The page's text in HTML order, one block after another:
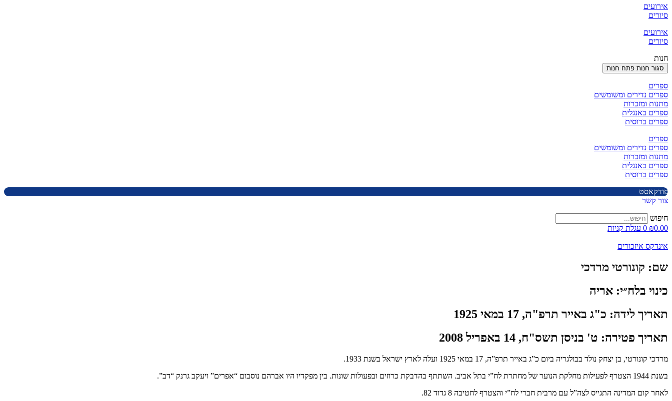
אירועים
סיורים
אירועים
סיורים
חנות
סגור חנות פתח חנות
ספרים
ספרים נדירים ומשומשים
מתנות ומזכרות
ספרים באנגלית
ספרים ברוסית
ספרים
ספרים נדירים ומשומשים
מתנות ומזכרות
ספרים באנגלית
ספרים ברוסית
פודקאסט
צור קשר
חיפוש
₪0.00
0 עגלת קניות
אינדקס איזכורים
שם: קונורטי מרדכי
כינוי בלח״י: אריה
תאריך לידה: כ"ג באייר תרפ"ה, 17 במאי 1925
תאריך פטירה: ט' בניסן תשס"ח, 14 באפריל 2008
מרדכי קונורטי, בן יצחק נולד בבולגריה ביום כ”ג באייר תרפ”ה, 17 במאי 1925 ועלה לארץ ישראל בשנת 1933.
בשנת 1944 הצטרף לפעילות מחלקת הנוער של מחתרת לח”י בתל אביב. השתתף בהדבקת כרוזים ובפעולות שונות. בין מפקדיו היו אברהם נוסבום “אפרים” ויעקב גרנק “דב”.
לאחר קום המדינה התגייס לצה”ל עם מרבית חברי לח”י והצטרף לחטיבה 8 גדוד 82.